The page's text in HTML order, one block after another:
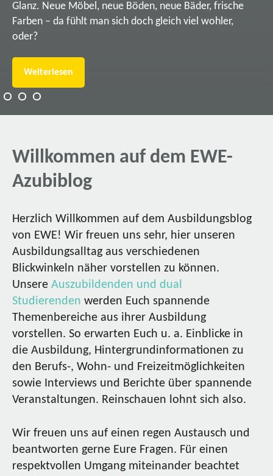
Glanz. Neue Möbel, neue Böden, neue Bäder, frische
Farben – da fühlt man sich doch gleich viel wohler,
oder?
Weiterlesen
Willkommen auf dem EWE-
Azubiblog
Herzlich Willkommen auf dem Ausbildungsblog
von EWE! Wir freuen uns sehr, hier unseren
Ausbildungsalltag aus verschiedenen
Blickwinkeln näher vorstellen zu können.
Unsere Auszubildenden und dual
Studierenden werden Euch spannende
Themenbereiche aus ihrer Ausbildung
vorstellen. So erwarten Euch u. a. Einblicke in
die Ausbildung, Hintergrundinformationen zu
den Berufs-, Wohn- und Freizeitmöglichkeiten
sowie Interviews und Berichte über spannende
Veranstaltungen. Reinschauen lohnt sich also.
Wir freuen uns auf einen regen Austausch und
beantworten gerne Eure Fragen. Für einen
respektvollen Umgang miteinander beachtet